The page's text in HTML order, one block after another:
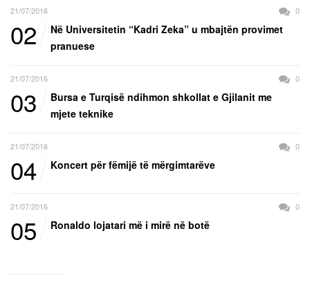
21/07/2016 0
02
Në Universitetin “Kadri Zeka” u mbajtën provimet
pranuese
21/07/2016 0
03
Bursa e Turqisë ndihmon shkollat e Gjilanit me
mjete teknike
21/07/2016 0
04 Koncert për fëmijë të mërgimtarëve
21/07/2016 0
05 Ronaldo lojatari më i mirë në botë